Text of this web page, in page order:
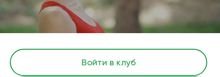
Войти в клуб